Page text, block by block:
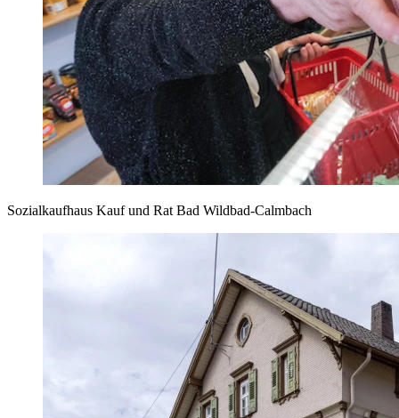
Sozialkaufhaus Kauf und Rat Bad Wildbad-Calmbach